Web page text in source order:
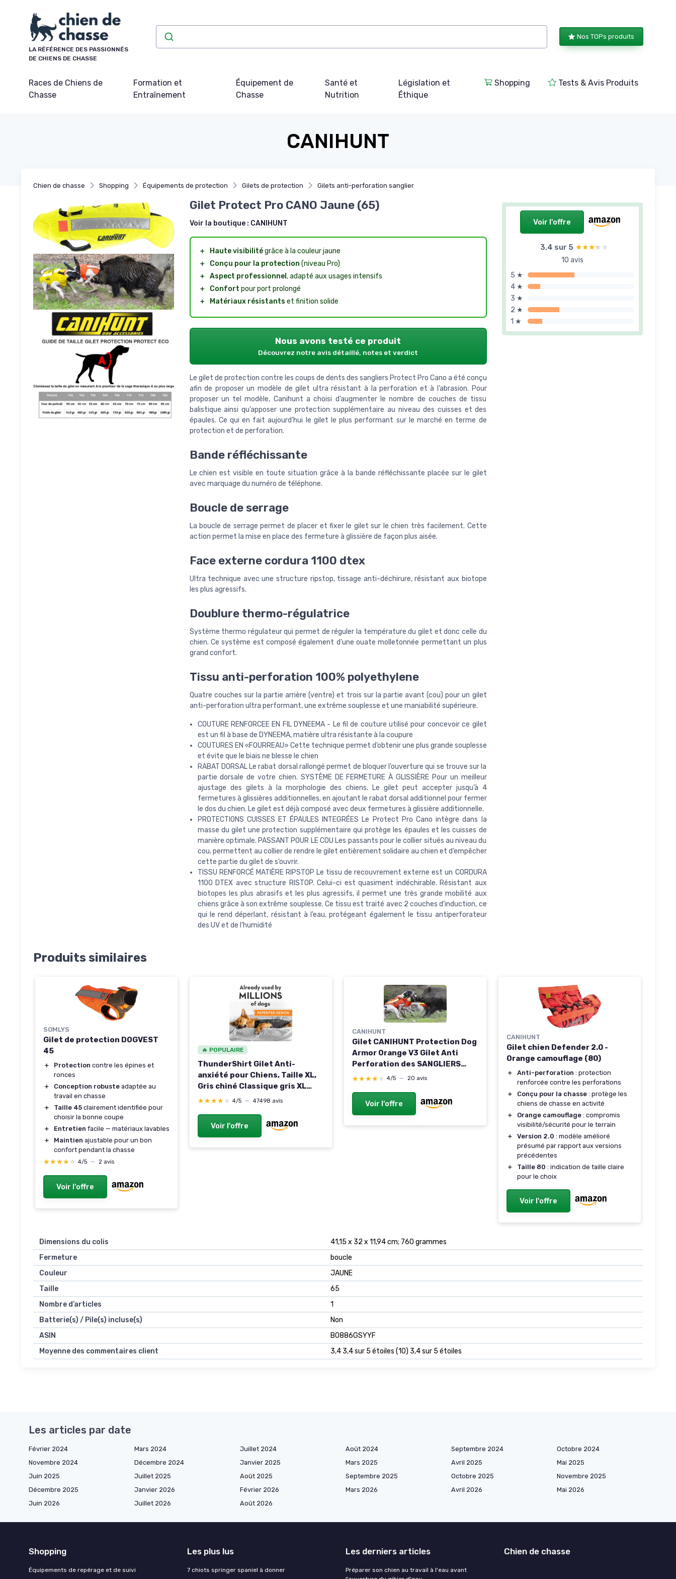
LA RÉFÉRENCE DES PASSIONNÉS
DE CHIENS DE CHASSE
Nos TOPs produits
Races de Chiens de
Chasse
Formation et
Entraînement
Équipement de
Chasse
Santé et
Nutrition
Législation et
Éthique
Shopping Tests & Avis Produits
CANIHUNT
Chien de chasse Shopping Équipements de protection Gilets de protection Gilets anti-perforation sanglier
Voir l'offre
3,4 sur 5 ★★★★★
★★★★★
10 avis
5 ★
4 ★
3 ★
2 ★
1 ★
Gilet Protect Pro CANO Jaune (65)
Voir la boutique : CANIHUNT
＋ Haute visibilitégrâce à la couleur jaune
＋
Conçu pour la protection (niveau Pro)
＋ Aspect professionnel , adapté aux usages intensifs
＋
Confort pour port prolongé
＋
Matériaux résistants et finition solide
Nous avons testé ce produit
Découvrez notre avis détaillé, notes et verdict
Le gilet de protection contre les coups de dents des sangliers Protect Pro Cano a été conçu
afin de proposer un modèle de gilet ultra résistant à la perforation et à l’abrasion. Pour
proposer un tel modèle, Canihunt a choisi d’augmenter le nombre de couches de tissu
balistique ainsi qu’apposer une protection supplémentaire au niveau des cuisses et des
épaules. Ce qui en fait aujourd’hui le gilet le plus performant sur le marché en terme de
protection et de perforation.
Bande réfléchissante
Le chien est visible en toute situation grâce à la bande réfléchissante placée sur le gilet
avec marquage du numéro de téléphone.
Boucle de serrage
La boucle de serrage permet de placer et fixer le gilet sur le chien très facilement. Cette
action permet la mise en place des fermeture à glissière de façon plus aisée.
Face externe cordura 1100 dtex
Ultra technique avec une structure ripstop, tissage anti-déchirure, résistant aux biotope
les plus agressifs.
Doublure thermo-régulatrice
Système thermo régulateur qui permet de réguler la température du gilet et donc celle du
chien. Ce système est composé également d’une ouate molletonnée permettant un plus
grand confort.
Tissu anti-perforation 100% polyethylene
Quatre couches sur la partie arrière (ventre) et trois sur la partie avant (cou) pour un gilet
anti-perforation ultra performant, une extrême souplesse et une maniabilité supérieure.
COUTURE RENFORCEE EN FIL DYNEEMA - Le fil de couture utilisé pour concevoir ce gilet
est un fil à base de DYNEEMA, matière ultra résistante à la coupure
COUTURES EN «FOURREAU» Cette technique permet d’obtenir une plus grande souplesse
et évite que le biais ne blesse le chien
RABAT DORSAL Le rabat dorsal rallongé permet de bloquer l’ouverture qui se trouve sur la
partie dorsale de votre chien. SYSTÈME DE FERMETURE À GLISSIÈRE Pour un meilleur
ajustage des gilets à la morphologie des chiens. Le gilet peut accepter jusqu’à 4
fermetures à glissières additionnelles, en ajoutant le rabat dorsal additionnel pour fermer
le dos du chien. Le gilet est déjà composé avec deux fermetures à glissière additionnelle.
PROTECTIONS CUISSES ET ÉPAULES INTEGRÉES Le Protect Pro Cano intègre dans la
masse du gilet une protection supplémentaire qui protège les épaules et les cuisses de
manière optimale. PASSANT POUR LE COU Les passants pour le collier situés au niveau du
cou, permettent au collier de rendre le gilet entièrement solidaire au chien et d’empêcher
cette partie du gilet de s’ouvrir.
TISSU RENFORCÉ MATIÈRE RIPSTOP Le tissu de recouvrement externe est un CORDURA
1100 DTEX avec structure RISTOP. Celui-ci est quasiment indéchirable. Résistant aux
biotopes les plus abrasifs et les plus agressifs, il permet une très grande mobilité aux
chiens grâce à son extrême souplesse. Ce tissu est traité avec 2 couches d’induction, ce
qui le rend déperlant, résistant à l’eau, protégeant également le tissu antiperforateur
des UV et de l’humidité
Produits similaires
SOMLYS
Gilet de protection DOGVEST
45
＋ Protection contre les épines et
ronces
＋
Conception robuste adaptée au
travail en chasse
＋
Taille 45 clairement identifiée pour
choisir la bonne coupe
＋
Entretien facile — matériaux lavables
＋
Maintien ajustable pour un bon
confort pendant la chasse
★★★★★
★★★★★ 4/5 — 2 avis
Voir l'offre
🔥 POPULAIRE
ThunderShirt Gilet Anti-
anxiété pour Chiens, Taille XL,
Gris chiné Classique gris XL
(Lot de 1)
★★★★★
★★★★★ 4/5 — 47498 avis
Voir l'offre
CANIHUNT
Gilet CANIHUNT Protection Dog
Armor Orange V3 Gilet Anti
Perforation des SANGLIERS
pour PROTEGER Le Chien (80)
★★★★★
★★★★★ 4/5 — 20 avis
Voir l'offre
CANIHUNT
Gilet chien Defender 2.0 -
Orange camouflage (80)
＋ Anti-perforation : protection
renforcée contre les perforations
＋
Conçu pour la chasse : protège les
chiens de chasse en activité
＋
Orange camouflage : compromis
visibilité/sécurité pour le terrain
＋
Version 2.0 : modèle amélioré
présumé par rapport aux versions
précédentes
＋
Taille 80 : indication de taille claire
pour le choix
Voir l'offre
Dimensions du colis
‎41,15 x 32 x 11,94 cm; 760 grammes
Fermeture
‎boucle
Couleur
‎JAUNE
Taille
‎65
Nombre d’articles
‎1
Batterie(s) / Pile(s) incluse(s)
‎Non
ASIN
B0886GSYYF
Moyenne des commentaires client
3,4 3,4 sur 5 étoiles (10) 3,4 sur 5 étoiles
Les articles par date
Février 2024 Mars 2024 Juillet 2024 Août 2024 Septembre 2024
Octobre 2024
Novembre 2024
Décembre 2024 Janvier 2025 Mars 2025 Avril 2025
Mai 2025
Juin 2025
Juillet 2025 Août 2025 Septembre 2025 Octobre 2025
Novembre 2025
Décembre 2025
Janvier 2026 Février 2026 Mars 2026 Avril 2026
Mai 2026
Juin 2026
Juillet 2026 Août 2026
Shopping
Équipements de repérage et de suivi
Les plus lus
7 chiots springer spaniel à donner
Les derniers articles
Préparer son chien au travail à l'eau avant
Chien de chasse